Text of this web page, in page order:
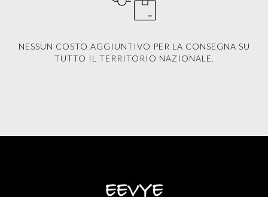
NESSUN COSTO AGGIUNTIVO PER LA CONSEGNA SU
TUTTO IL TERRITORIO NAZIONALE.